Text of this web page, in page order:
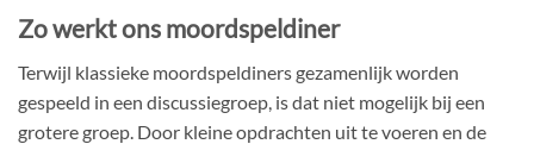
Zo werkt ons moordspeldiner
Terwijl klassieke moordspeldiners gezamenlijk worden
gespeeld in een discussiegroep, is dat niet mogelijk bij een
grotere groep. Door kleine opdrachten uit te voeren en de